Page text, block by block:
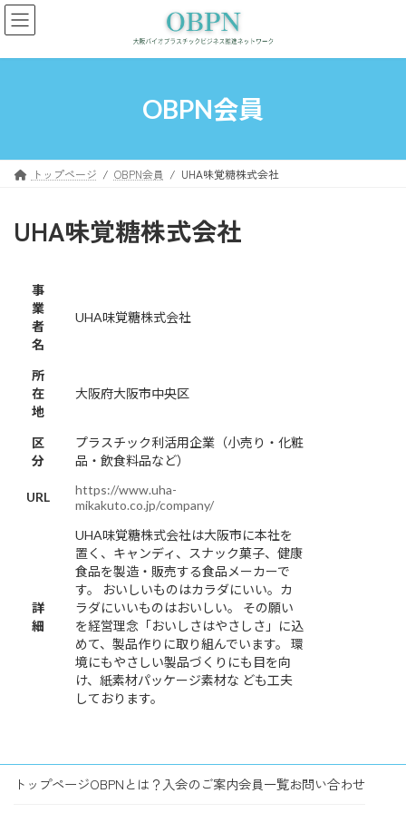
コ
ン
ン
ナ
ビ
ー
OBPN会員
トップページ OBPN会員 UHA味覚糖株式会社
UHA味覚糖株式会社
事
業
者
名
UHA味覚糖株式会社
所
在
地
大阪府大阪市中央区
区
分
プラスチック利活用企業（小売り・化粧
品・飲食料品など）
URL
https://www.uha-
mikakuto.co.jp/company/
詳
細
UHA味覚糖株式会社は大阪市に本社を
置く、キャンディ、スナック菓子、健康
食品を製造・販売する食品メーカーで
す。 おいしいものはカラダにいい。カ
ラダにいいものはおいしい。 その願い
を経営理念「おいしさはやさしさ」に込
めて、製品作りに取り組んでいます。 環
境にもやさしい製品づくりにも目を向
け、紙素材パッケージ素材な ども工夫
しております。
トップページOBPNとは？ 入会のご案内会員一覧お問い合わせ